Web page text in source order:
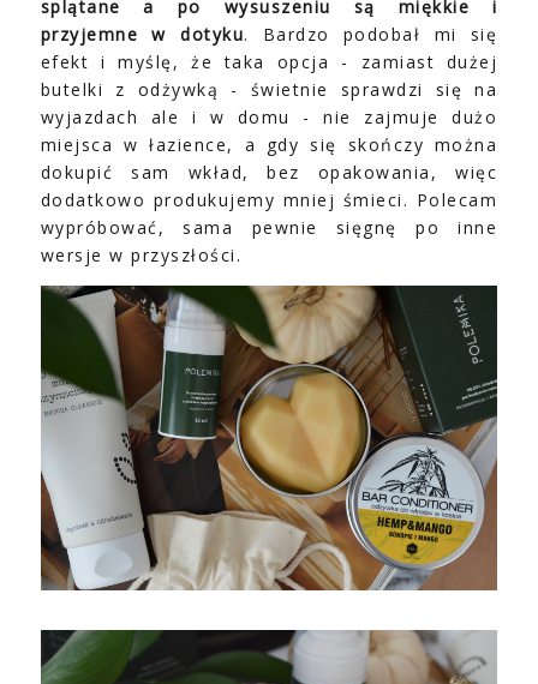
splątane a po wysuszeniu są miękkie i
przyjemne w dotyku. Bardzo podobał mi się
efekt i myślę, że taka opcja - zamiast dużej
butelki z odżywką - świetnie sprawdzi się na
wyjazdach ale i w domu - nie zajmuje dużo
miejsca w łazience, a gdy się skończy można
dokupić sam wkład, bez opakowania, więc
dodatkowo produkujemy mniej śmieci. Polecam
wypróbować, sama pewnie sięgnę po inne
wersje w przyszłości.